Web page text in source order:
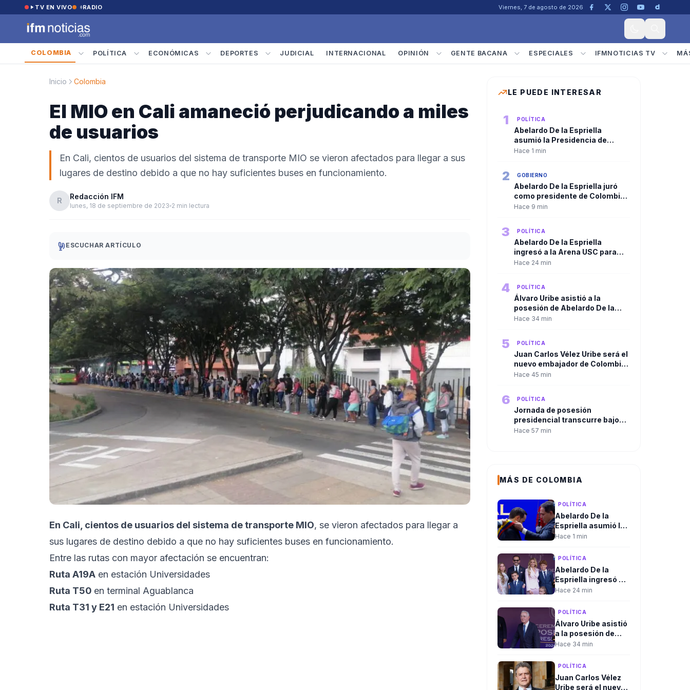
Saltar al contenido
TV EN VIVO RADIO Viernes, 7 de agosto de 2026
COLOMBIA POLÍTICA ECONÓMICAS DEPORTES JUDICIAL INTERNACIONAL OPINIÓN GENTE BACANA ESPECIALES IFMNOTICIAS TV
Inicio Colombia
El MIO en Cali amaneció perjudicando a miles
de usuarios
En Cali, cientos de usuarios del sistema de transporte MIO se vieron afectados para llegar a sus
lugares de destino debido a que no hay suficientes buses en funcionamiento.
R Redacción IFM
lunes, 18 de septiembre de 2023 2 min lectura
ESCUCHAR ARTÍCULO
En Cali, cientos de usuarios del sistema de transporte MIO, se vieron afectados para llegar a
sus lugares de destino debido a que no hay suficientes buses en funcionamiento.
Entre las rutas con mayor afectación se encuentran:
Ruta A19A en estación Universidades
Ruta T50 en terminal Aguablanca
Ruta T31 y E21 en estación Universidades
LE PUEDE INTERESAR
1 POLÍTICA
Abelardo De la Espriella
asumió la Presidencia de
Colombia y José Manuel
Hace 1 min
2 GOBIERNO
Abelardo De la Espriella juró
como presidente de Colombia
y recibió la banda presidencial
Hace 9 min
3 POLÍTICA
Abelardo De la Espriella
ingresó a la Arena USC para
iniciar la ceremonia de
Hace 24 min
4 POLÍTICA
Álvaro Uribe asistió a la
posesión de Abelardo De la
Espriella y despejó las dudas
Hace 34 min
5 POLÍTICA
Juan Carlos Vélez Uribe será el
nuevo embajador de Colombia
en Ecuador por designación del
Hace 45 min
6 POLÍTICA
Jornada de posesión
presidencial transcurre bajo
máxima alerta por hechos de
Hace 57 min
MÁS DE COLOMBIA
POLÍTICA
Abelardo De la
Espriella asumió la
Presidencia de
Manuel Restrepo se
vicepresidente
Hace 1 min
POLÍTICA
Abelardo De la
Espriella ingresó a
la Arena USC para
de posesión
presidencial en Cali
Hace 24 min
POLÍTICA
Álvaro Uribe asistió
a la posesión de
Abelardo De la
las dudas sobre su
Hace 34 min
POLÍTICA
Juan Carlos Vélez
Uribe será el nuevo